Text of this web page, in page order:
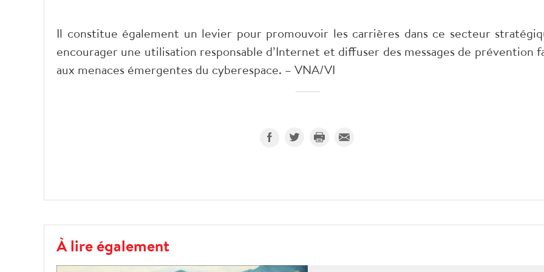
Il constitue également un levier pour promouvoir les carrières dans ce secteur
encourager une utilisation responsable d’Internet et diffuser des messages de prévention
aux menaces émergentes du cyberespace. – VNA/VI
À lire également